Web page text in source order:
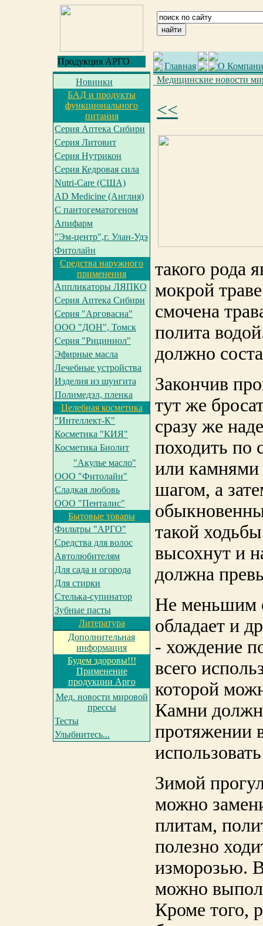
Продукция АРГО Главная
О
Новинки
БАД и продукты
функционального
питания
Серия Аптека Сибири
Серия Литовит
Серия Нутрикон
Серия Кедровая сила
Nutri-Care (США)
AD Medicine (Англия)
С пантогематогеном
Апифарм
"Эм-центр",г. Улан-Удэ
Фитолайн
Средства наружного
применения
Аппликаторы ЛЯПКО
Серия Аптека Сибири
Серия "Арговасна"
ООО "ДОН", Томск
Серия "Рициниол"
Эфирные масла
Лечебные устройства
Изделия из шунгита
Полимедэл, пленка
Целебная косметика
"Интеллект-К"
Косметика "КИЯ"
Косметика Биолит
"Акулье масло"
ООО "Фитолайн"
Сладкая любовь
ООО "Пенталис"
Бытовые товары
Фильтры "АРГО"
Средства для волос
Автолюбителям
Для сада и огорода
Для стирки
Cтелька-супинатор
Зубные пасты
Литература
Дополнительная
информация
Будем здоровы!!!
Применение
продукции Арго
Мед. новости мировой
прессы
Тесты
Улыбнитесь...
Медицинские новости
<<
такого рода
мокрой
смочена
полита
должно
Закончив
тут же
сразу же
походить по
или камнями
шагом, а
такой
высохнут и
должна
Не меньшим
обладает и
- хождение
всего
которой
Камни
протяжении
Зимой
можно
плитам,
полезно
изморозью.
можно
Кроме того,